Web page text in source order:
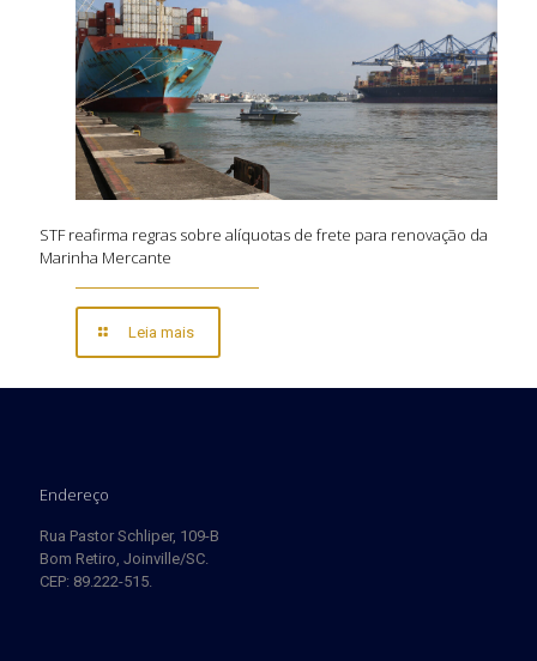
STF reafirma regras sobre alíquotas de frete para renovação da
Marinha Mercante
Leia mais
Endereço
Rua Pastor Schliper, 109-B
Bom Retiro, Joinville/SC.
CEP: 89.222-515.